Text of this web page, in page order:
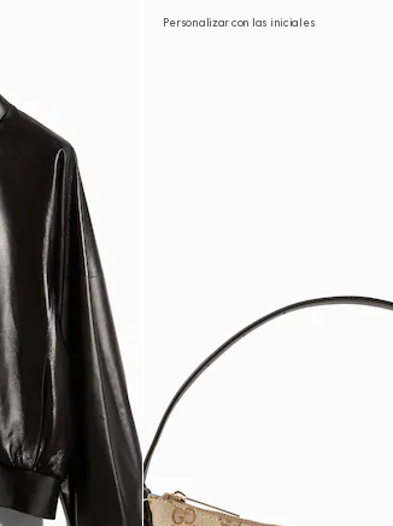
Personalizar con las iniciales